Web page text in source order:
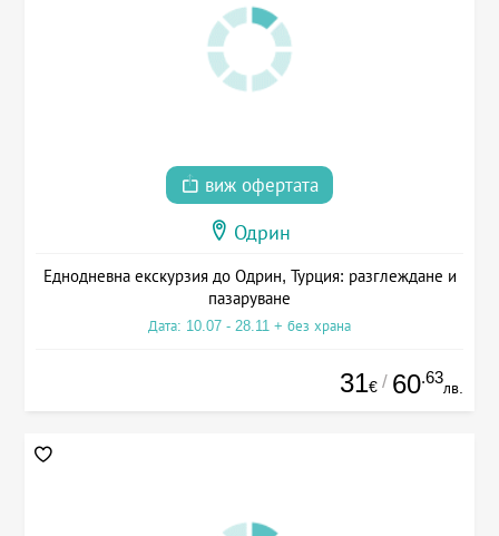
виж офертата
Одрин
Еднодневна екскурзия до Одрин, Турция: разглеждане и
пазаруване
Дата: 10.07 - 28.11 + без храна
31€ / 60.63
лв.